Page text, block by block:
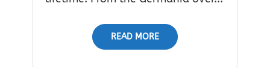
READ MORE